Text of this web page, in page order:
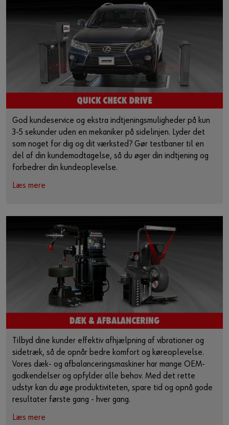
God kundeservice og ekstra indtjeningsmuligheder på kun
3-5 sekunder uden en mekaniker på sidelinjen. Lyder det
som noget for dig og dit værksted? Gør testbaner til en
del af din kundemodtagelse, så du øger din indtjening og
forbedrer din kundeoplevelse.
Læs mere
Tilbyd dine kunder effektiv afhjælpning af vibrationer og
sidetræk, så de opnår bedre komfort og køreoplevelse.
Vores dæk- og afbalanceringsmaskiner har mange OEM-
godkendelser og opfylder alle behov. Med det rette
udstyr kan du øge produktiviteten, spare tid og opnå gode
resultater første gang - hver gang.
Læs mere